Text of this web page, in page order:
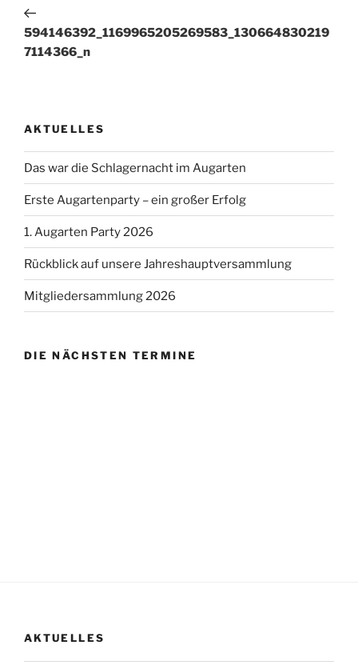
Beitrag
594146392_1169965205269583_130664830219
7114366_n
AKTUELLES
Das war die Schlagernacht im Augarten
Erste Augartenparty – ein großer Erfolg
1. Augarten Party 2026
Rückblick auf unsere Jahreshauptversammlung
Mitgliedersammlung 2026
DIE NÄCHSTEN TERMINE
AKTUELLES